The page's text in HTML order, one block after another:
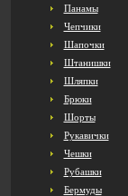
Панамы
Чепчики
Шапочки
Штанишки
Шляпки
Брюки
Шорты
Рукавички
Чешки
Рубашки
Бермуды